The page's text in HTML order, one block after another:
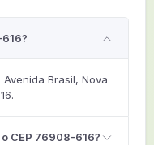
Brasil, Nova
CEP 76908-616?